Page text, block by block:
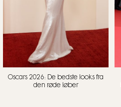
Oscars 2026: De bedste looks fra
den røde løber